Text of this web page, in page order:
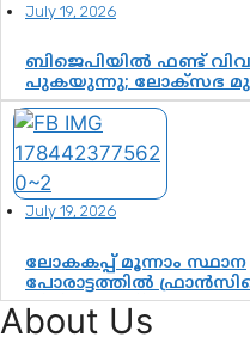
July 19, 2026
ബിജെപിയിൽ ഫണ്ട്
പുകയുന്നു; ലോക്സഭ
നിയമസഭ വരെ 140
ഫണ്ട് വിനിയോഗം
കേന്ദ്രത്തിനും
കേരള ഘടകത്തോട്
July 19, 2026
ലോകകപ്പ് മൂന്നാം സ്ഥാന
പോരാട്ടത്തിൽ
തിരിച്ചുവരവ്;
മെസ്സിയെ മറികടന്ന്
About Us